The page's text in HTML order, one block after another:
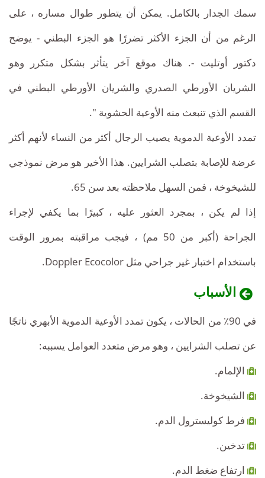
سمك الجدار بالكامل. يمكن أن يتطور طوال مساره ، على
الرغم من أن الجزء الأكثر تضررًا هو الجزء البطني - يوضح
دكتور أوتليت -. هناك موقع آخر يتأثر بشكل متكرر وهو
الشريان الأورطي الصدري والشريان الأورطي البطني في
القسم الذي تنبعث منه الأوعية الحشوية ".
تمدد الأوعية الدموية يصيب الرجال أكثر من النساء لأنهم أكثر
عرضة للإصابة بتصلب الشرايين. هذا الأخير هو مرض نموذجي
للشيخوخة ، فمن السهل ملاحظته بعد سن 65.
إذا لم يكن ، بمجرد العثور عليه ، كبيرًا بما يكفي لإجراء
الجراحة (أكبر من 50 مم) ، فيجب مراقبته بمرور الوقت
باستخدام اختبار غير جراحي مثل Doppler Ecocolor.
الأسباب
في 90٪ من الحالات ، يكون تمدد الأوعية الدموية الأبهري ناتجًا
عن تصلب الشرايين ، وهو مرض متعدد العوامل يسببه:
الإلمام.
الشيخوخة.
فرط كوليسترول الدم.
تدخين.
ارتفاع ضغط الدم.